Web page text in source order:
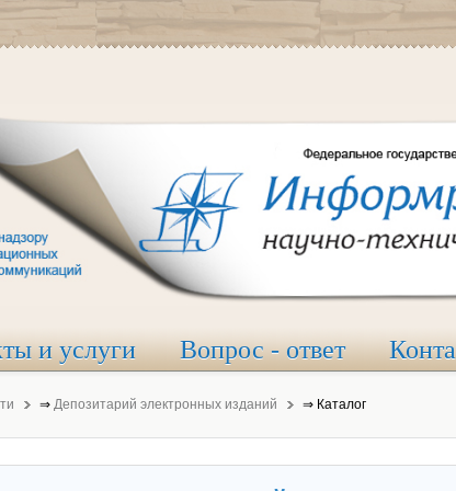
и услуги Вопрос - ответ
⇒ Депозитарий электронных изданий ⇒ Каталог